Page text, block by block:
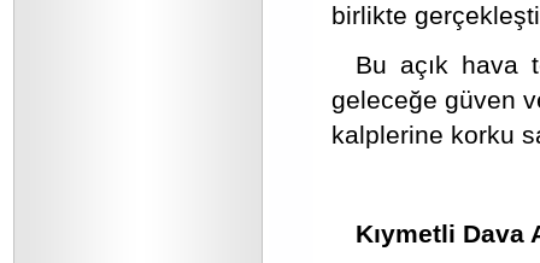
birlikte
Bu açık hava
geleceğe güven
kalplerine korku
Kıymetli Dava